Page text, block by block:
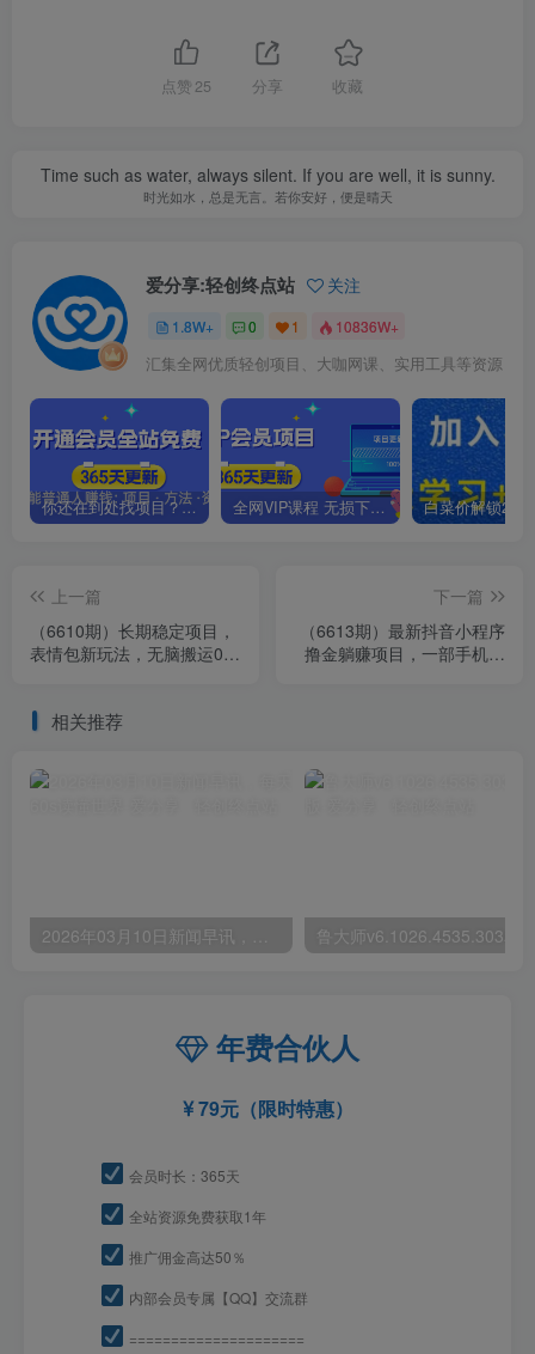
点赞 25 分享 收藏
Time such as water, always silent. If you are well, it is sunny.
时光如水，总是无言。若你安好，便是晴天
爱分享:轻创终点站 关注
1.8W+ 0 1 10836W+
汇集全网优质轻创项目、大咖网课、实用工具等资源
你还在到处找项目？还在当韭菜？我靠卖项目一个月收入5万+，曾经我也是个失败者。 全网VIP课程 无损下载~.~
上一篇
（6610期）长期稳定项目，
表情包新玩法，无脑搬运0基
下一篇
（6613期）最新抖音小程序
撸金躺赚项目，一部手机每
相关推荐
年费合伙人
79元（限时特惠）
会员时长：365天
全站资源免费获取1年
推广佣金高达50％
内部会员专属【QQ】交流群
=====================